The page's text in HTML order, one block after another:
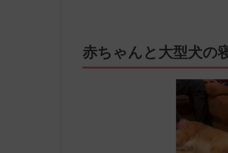
赤ちゃんと大型犬の